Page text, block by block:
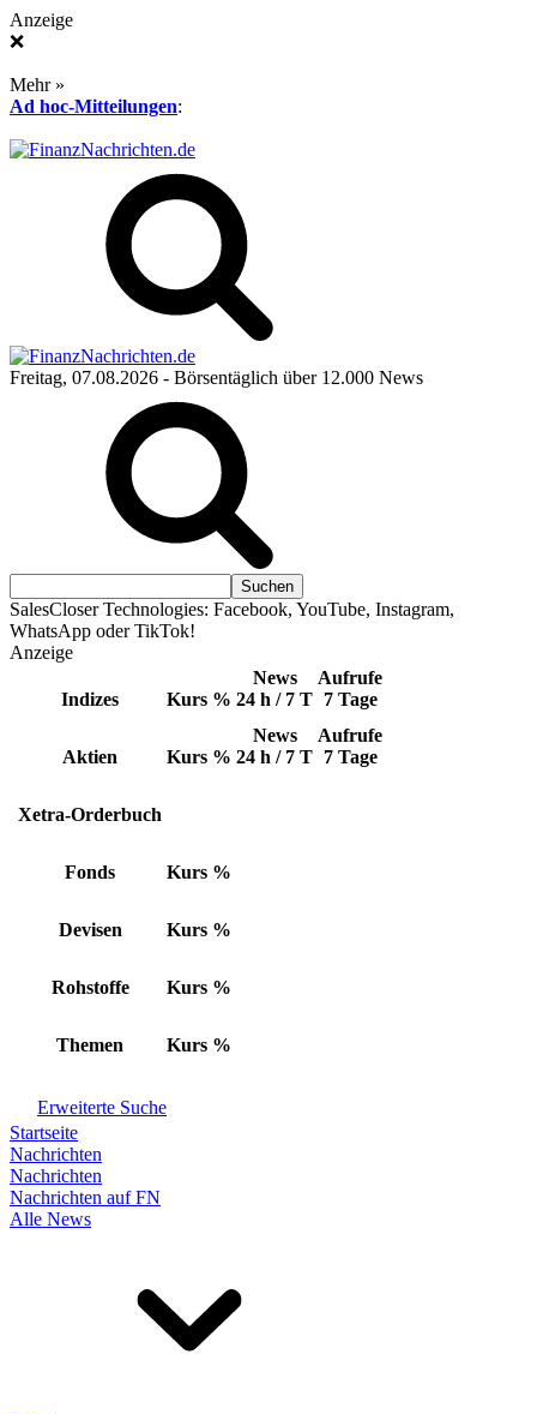
Anzeige
❌
Mehr »
Ad hoc-Mitteilungen:
Freitag, 07.08.2026 - Börsentäglich über 12.000 News
SalesCloser Technologies: Facebook, YouTube, Instagram,
WhatsApp oder TikTok!
Anzeige
Indizes Kurs %
News
24 h / 7 T
Aufrufe
7 Tage
Aktien Kurs %
News
24 h / 7 T
Aufrufe
7 Tage
Xetra-Orderbuch
Fonds Kurs %
Devisen Kurs %
Rohstoffe Kurs %
Themen Kurs %
Erweiterte Suche
Startseite
Nachrichten
Nachrichten
Nachrichten auf FN
Alle News